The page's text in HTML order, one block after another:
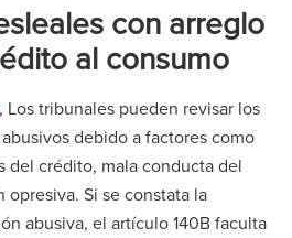
con arreglo
al consumo
, Los tribunales pueden revisar los
debido a factores como
del crédito, mala conducta del
opresiva. Si se constata la
abusiva, el artículo 140B faculta